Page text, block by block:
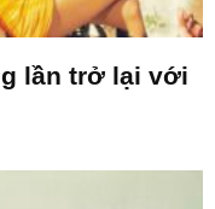
lần trở lại với